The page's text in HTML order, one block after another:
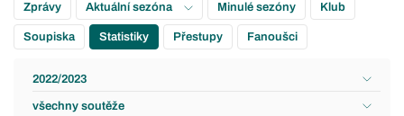
Zprávy Aktuální sezóna Minulé sezóny Klub
Soupiska Statistiky Přestupy Fanoušci
2022/2023
všechny soutěže